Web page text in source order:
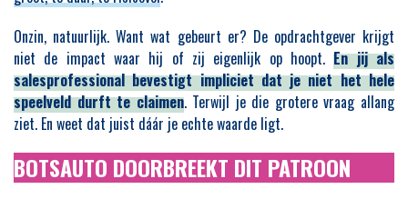
Onzin, natuurlijk. Want wat gebeurt er? De opdrachtgever krijgt
niet de impact waar hij of zij eigenlijk op hoopt.En jij als
salesprofessional bevestigt impliciet dat je niet het hele
speelveld durft te claimen. Terwijl je die grotere vraag allang
ziet. En weet dat juist dáár je echte waarde ligt.
BOTSAUTO DOORBREEKT DIT PATROON